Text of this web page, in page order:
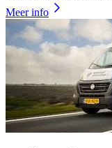
Meer info